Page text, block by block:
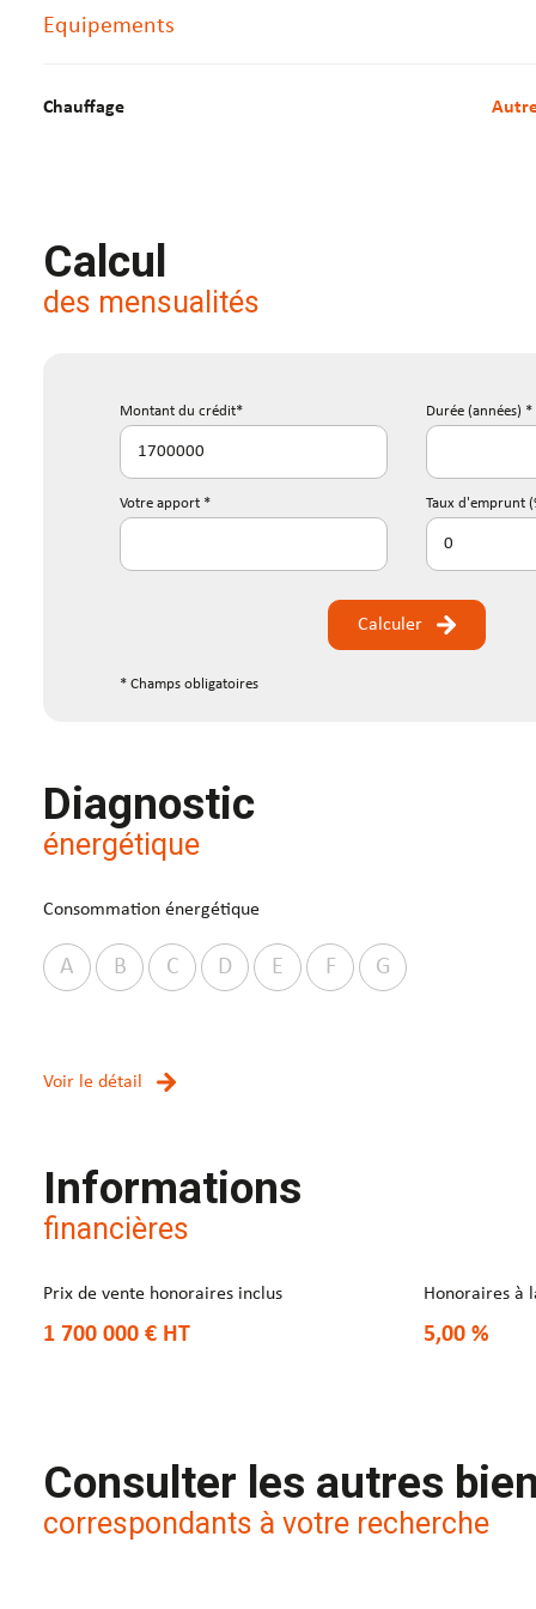
Equipements
Chauffage
Calcul
des mensualités
Montant du crédit* Durée (années) *
Votre apport * Taux d'emprunt
Calculer
* Champs obligatoires
Diagnostic
énergétique
Consommation énergétique
A B C D E F G
Voir le détail
Informations
financières
Prix de vente honoraires inclus
1 700 000 € HT
Honoraires à
5,00 %
Consulter les autres
correspondants à votre recherche